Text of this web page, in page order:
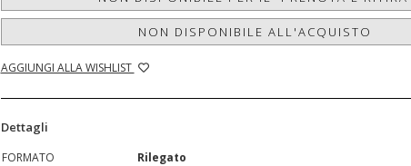
NON DISPONIBILE ALL'ACQUISTO
AGGIUNGI ALLA WISHLIST
Dettagli
FORMATO
Rilegato